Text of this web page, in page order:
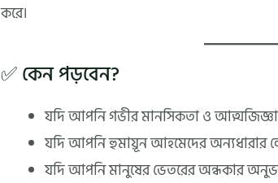
করে।
✅ কেন পড়বেন?
যদি আপনি গভীর মানসিকতা ও
যদি আপনি হুমায়ূন আহমেদের অন্যধারার
যদি আপনি মানুষের ভেতরের অন্ধকার